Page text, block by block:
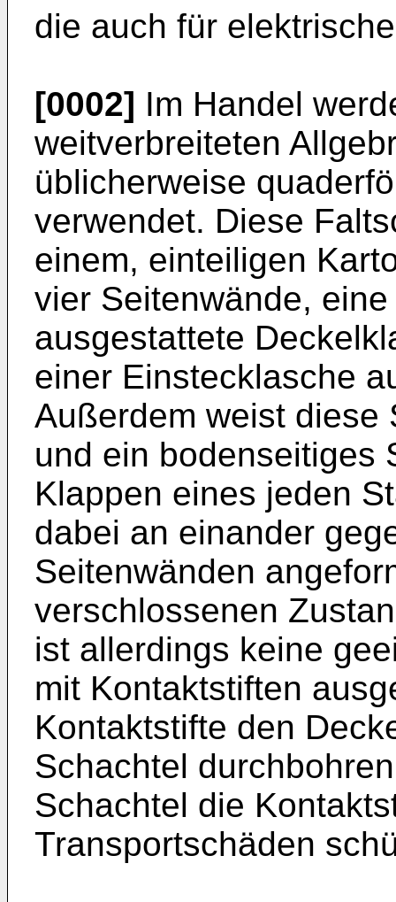
die auch für
[0002] Im Handel
weitverbreiteten
üblicherweise
verwendet. Diese
einem, einteiligen
vier Seitenwände,
ausgestattete
einer Einstecklasche
Außerdem weist diese
und ein bodenseitiges
Klappen eines jeden
dabei an einander
Seitenwänden
verschlossenen
ist allerdings keine
mit Kontaktstiften
Kontaktstifte den
Schachtel
Schachtel die
Transportschäden